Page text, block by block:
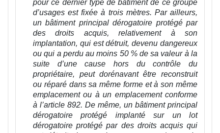
pour ce dernier type de bâtiment de ce groupe
d’usages est fixée à trois mètres. Par ailleurs,
un bâtiment principal dérogatoire protégé par
des droits acquis, relativement à son
implantation, qui est détruit, devenu dangereux
ou qui a perdu au moins 50 % de sa valeur à la
suite d’une cause hors du contrôle du
propriétaire, peut dorénavant être reconstruit
ou réparé dans sa même forme et à son même
emplacement ou à un emplacement conforme
à l’article 892. De même, un bâtiment principal
dérogatoire protégé implanté sur un lot
dérogatoire protégé par des droits acquis qui